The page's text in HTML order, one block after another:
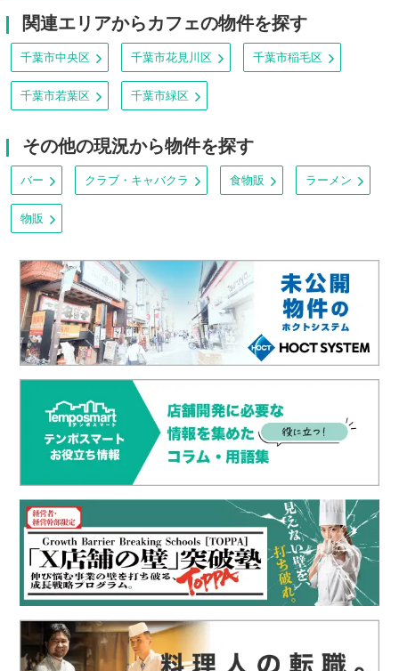
関連エリアからカフェの物件を探す
千葉市中央区 千葉市花見川区 千葉市稲毛区
千葉市若葉区 千葉市緑区
その他の現況から物件を探す
バー クラブ・キャバクラ 食物販 ラーメン
物販